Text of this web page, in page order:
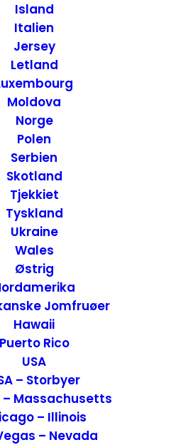
Island
Italien
Jersey
Letland
Moldova
Norge
Polen
Serbien
Skotland
Tjekkiet
Tyskland
Ukraine
Wales
Østrig
Jomfruøer
Hawaii
Puerto Rico
USA
– Storbyer
– Massachusetts
– Illinois
– Nevada
– New Zealand
- Nordøen